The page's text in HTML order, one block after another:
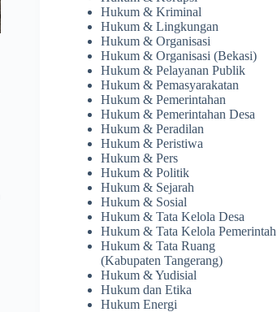
Hukum & Kriminal
Hukum & Lingkungan
Hukum & Organisasi
Hukum & Organisasi (Bekasi)
Hukum & Pelayanan Publik
Hukum & Pemasyarakatan
Hukum & Pemerintahan
Hukum & Pemerintahan Desa
Hukum & Peradilan
Hukum & Peristiwa
Hukum & Pers
Hukum & Politik
Hukum & Sejarah
Hukum & Sosial
Hukum & Tata Kelola Desa
Hukum & Tata Kelola Pemerintah
Hukum & Tata Ruang
(Kabupaten Tangerang)
Hukum & Yudisial
Hukum dan Etika
Hukum Energi